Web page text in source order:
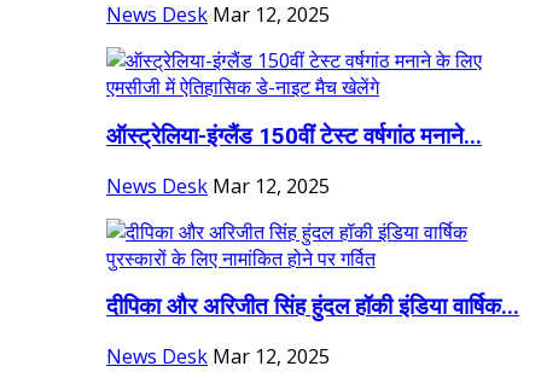
News Desk Mar 12, 2025
ऑस्ट्रेलिया-इंग्लैंड 150वीं टेस्ट वर्षगांठ मनाने...
News Desk Mar 12, 2025
दीपिका और अरिजीत सिंह हुंदल हॉकी इंडिया वार्षिक...
News Desk Mar 12, 2025